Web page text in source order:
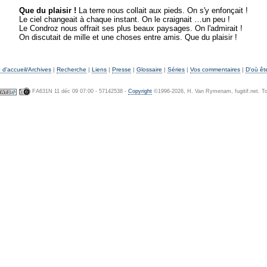
Que du plaisir ! La terre nous collait aux pieds. On s'y enfonçait !
Le ciel changeait à chaque instant. On le craignait …un peu !
Le Condroz nous offrait ses plus beaux paysages. On l'admirait !
On discutait de mille et une choses entre amis. Que du plaisir !
d'accueil/Archives | Recherche | Liens | Presse | Glossaire | Séries | Vos commentaires | D'où
FA631N 11 déc 09 07:00 - 57142538 - Copyright ©1996-2026, H. Van Rymenam, fugitif.net.